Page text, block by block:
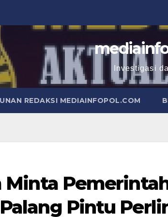
Investigasi
REDAKSI MEDIAINFOPOL.COM
Minta
Pintu